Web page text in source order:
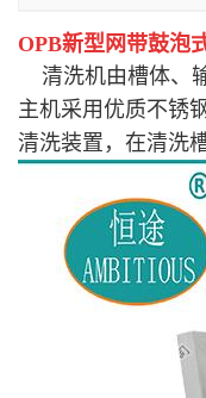
OPB新型网带鼓泡
清洗机由槽体、
主机采用优质不锈钢
清洗装置， 在清洗